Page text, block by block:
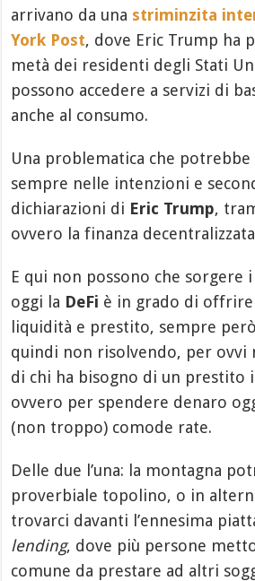
arrivano da una striminzita
York Post, dove Eric Trump ha
metà dei residenti degli Stati
possono accedere a servizi di
anche al consumo.
Una problematica che potrebbe
sempre nelle intenzioni e
dichiarazioni di Eric Trump,
ovvero la finanza
E qui non possono che sorgere
oggi la DeFi è in grado di offrire
liquidità e prestito, sempre
quindi non risolvendo, per
di chi ha bisogno di un prestito
ovvero per spendere denaro
(non troppo) comode rate.
Delle due l’una: la montagna
proverbiale topolino, o in
trovarci davanti l’ennesima
lending, dove più persone
comune da prestare ad altri